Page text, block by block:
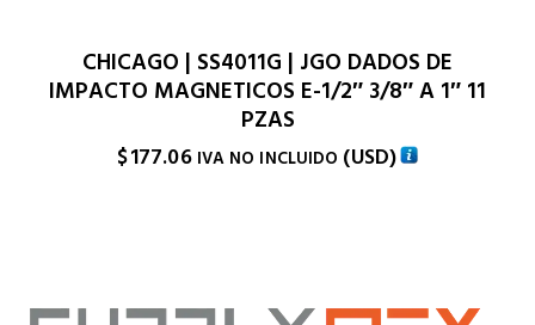
CHICAGO | SS4011G | JGO DADOS DE
IMPACTO MAGNETICOS E-1/2″ 3/8″ A 1″ 11
PZAS
$177.06 IVA NO INCLUIDO (USD)